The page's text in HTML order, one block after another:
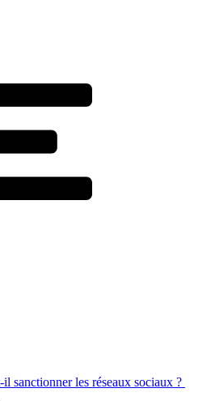
sanctionner les réseaux sociaux ?